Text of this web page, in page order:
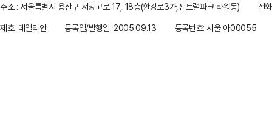
주소 : 서울특별시 용산구 서빙고로 17, 18층(한강로3가,센트럴파크 타워동)
전
제호: 데일리안
등록일/발행일: 2005.09.13 등록번호: 서울 아00055